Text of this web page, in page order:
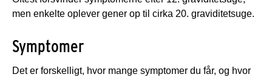
men enkelte oplever gener op til cirka 20. graviditetsuge.
Symptomer
Det er forskelligt, hvor mange symptomer du får, og hvor